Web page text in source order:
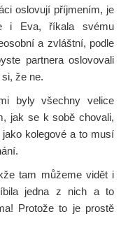
oslovují příjmením, je
i Eva, říkala svému
a zvláštní, podle
partnera oslovovali
že ne.
byly všechny velice
jak se k sobě chovali,
kolegové a to musí
tam můžeme vidět i
jedna z nich a to
Protože to je prostě